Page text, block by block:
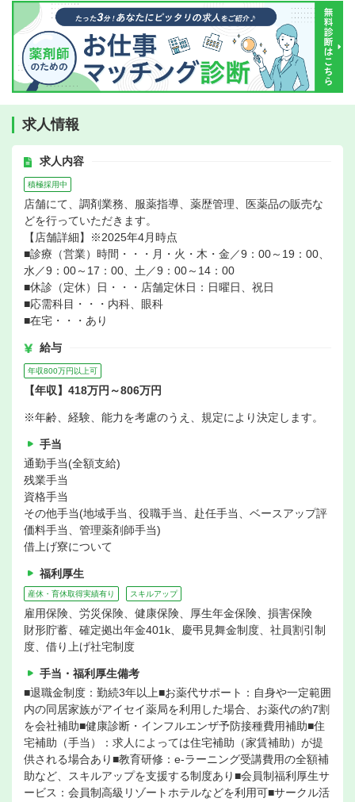
求人情報
求人内容
積極採用中
店舗にて、調剤業務、服薬指導、薬歴管理、医薬品の販売な
どを行っていただきます。
【店舗詳細】※2025年4月時点
■診療（営業）時間・・・月・火・木・金／9：00～19：00、
水／9：00～17：00、土／9：00～14：00
■休診（定休）日・・・店舗定休日：日曜日、祝日
■応需科目・・・内科、眼科
■在宅・・・あり
給与
年収800万円以上可
【年収】418万円～806万円
※年齢、経験、能力を考慮のうえ、規定により決定します。
手当
通勤手当(全額支給)
残業手当
資格手当
その他手当(地域手当、役職手当、赴任手当、ベースアップ評
価料手当、管理薬剤師手当)
借上げ寮について
福利厚生
産休・育休取得実績有り スキルアップ
雇用保険、労災保険、健康保険、厚生年金保険、損害保険
財形貯蓄、確定拠出年金401k、慶弔見舞金制度、社員割引制
度、借り上げ社宅制度
手当・福利厚生備考
■退職金制度：勤続3年以上■お薬代サポート：自身や一定範囲
内の同居家族がアイセイ薬局を利用した場合、お薬代の約7割
を会社補助■健康診断・インフルエンザ予防接種費用補助■住
宅補助（手当）：求人によっては住宅補助（家賃補助）が提
供される場合あり■教育研修：e-ラーニング受講費用の全額補
助など、スキルアップを支援する制度あり■会員制福利厚生サ
ービス：会員制高級リゾートホテルなどを利用可■サークル活